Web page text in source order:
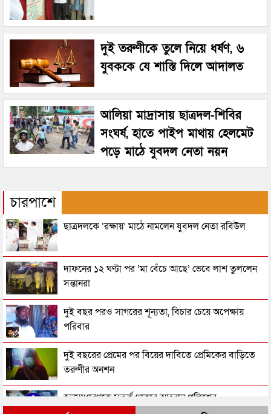
দুই তরুণীকে তুলে নিয়ে ধর্ষণ, ৬
যুবককে যে শাস্তি দিলে আদালত
আলিয়া মাদ্রাসায় ছাত্রদল-শিবির
সংঘর্ষ, হাতে পাইপ মাথায় হেলমেট
পড়ে মাঠে যুবদল নেতা নয়ন
চারপাশে
ছাত্রদলকে ‘রক্ষায়’ মাঠে নামলেন যুবদল নেতা রবিউল
দাফনের ১২ ঘণ্টা পর ‘মা বেঁচে আছে’ ভেবে লাশ তুললেন
সন্তানরা
দুই বছর পরও সাগরের শূন্যতা, বিচার চেয়ে অপেক্ষায়
পরিবার
দুই বছরের প্রেমের পর বিয়ের দাবিতে প্রেমিকের বাড়িতে
তরুণীর অনশন
জনসাধারণকে সতর্ক থাকার আহ্বান পুলিশের